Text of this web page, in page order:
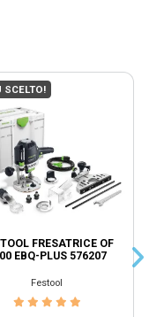
SCELTO!
FRESATRICE OF
EBQ-PLUS 576207
Festool